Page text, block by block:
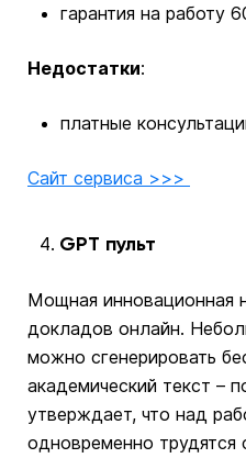
гарантия на работу
Недостатки:
платные
Сайт сервиса >>>
GPT пульт
Мощная инновационная
докладов онлайн.
можно сгенерировать
академический текст –
утверждает, что над
одновременно трудятся